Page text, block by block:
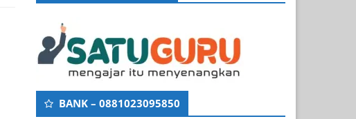
BANK – 0881023095850